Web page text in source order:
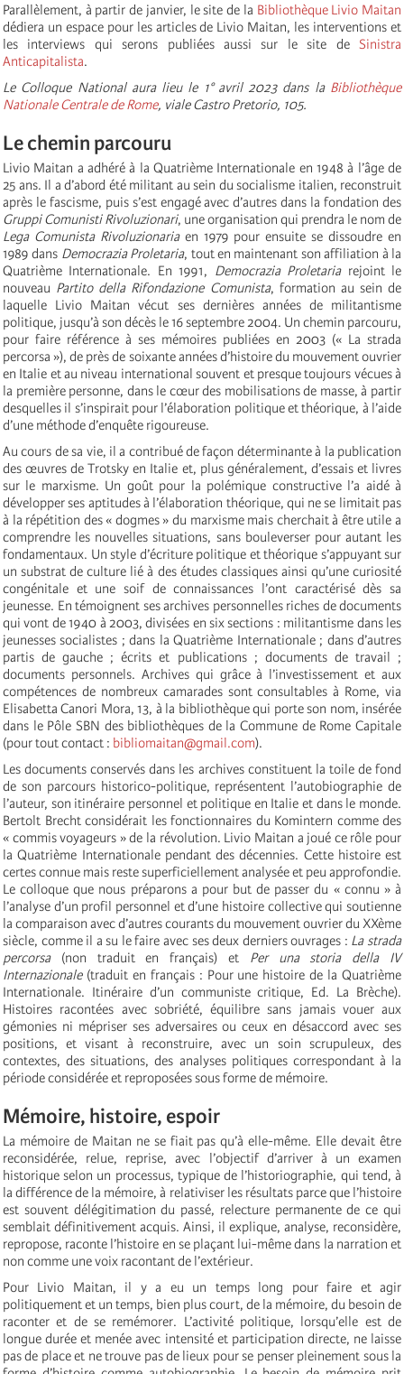
Parallèlement, à partir de janvier, le site de la Bibliothèque Livio Maitan
dédiera un espace pour les articles de Livio Maitan, les interventions et
les interviews qui serons publiées aussi sur le site de Sinistra
Anticapitalista.
Le Colloque National aura lieu le 1° avril 2023 dans la Bibliothèque
Nationale Centrale de Rome, viale Castro Pretorio, 105.
Le chemin parcouru
Livio Maitan a adhéré à la Quatrième Internationale en 1948 à l’âge de
25 ans. Il a d’abord été militant au sein du socialisme italien, reconstruit
après le fascisme, puis s’est engagé avec d’autres dans la fondation des
Gruppi Comunisti Rivoluzionari, une organisation qui prendra le nom de
Lega Comunista Rivoluzionariaen 1979 pour ensuite se dissoudre en
1989 dans Democrazia Proletaria, tout en maintenant son affiliation à la
Quatrième Internationale. En 1991, Democrazia Proletariarejoint le
nouveau Partito della Rifondazione Comunista, formation au sein de
laquelle Livio Maitan vécut ses dernières années de militantisme
politique, jusqu’à son décès le 16 septembre 2004. Un chemin parcouru,
pour faire référence à ses mémoires publiées en 2003 (« La strada
percorsa »), de près de soixante années d’histoire du mouvement ouvrier
en Italie et au niveau international souvent et presque toujours vécues à
la première personne, dans le cœur des mobilisations de masse, à partir
desquelles il s’inspirait pour l’élaboration politique et théorique, à l’aide
d’une méthode d’enquête rigoureuse.
Au cours de sa vie, il a contribué de façon déterminante à la publication
des œuvres de Trotsky en Italie et, plus généralement, d’essais et livres
sur le marxisme. Un goût pour la polémique constructive l’a aidé à
développer ses aptitudes à l’élaboration théorique, qui ne se limitait pas
à la répétition des « dogmes » du marxisme mais cherchait à être utile a
comprendre les nouvelles situations, sans bouleverser pour autant les
fondamentaux. Un style d’écriture politique et théorique s’appuyant sur
un substrat de culture lié à des études classiques ainsi qu’une curiosité
congénitale et une soif de connaissances l’ont caractérisé dès sa
jeunesse. En témoignent ses archives personnelles riches de documents
qui vont de 1940 à 2003, divisées en six sections : militantisme dans les
jeunesses socialistes ; dans la Quatrième Internationale ; dans d’autres
partis de gauche ; écrits et publications ; documents de travail ;
documents personnels. Archives qui grâce à l’investissement et aux
compétences de nombreux camarades sont consultables à Rome, via
Elisabetta Canori Mora, 13, à la bibliothèque qui porte son nom, insérée
dans le Pôle SBN des bibliothèques de la Commune de Rome Capitale
(pour tout contact : bibliomaitan@gmail.com).
Les documents conservés dans les archives constituent la toile de fond
de son parcours historico-politique, représentent l’autobiographie de
l’auteur, son itinéraire personnel et politique en Italie et dans le monde.
Bertolt Brecht considérait les fonctionnaires du Komintern comme des
« commis voyageurs » de la révolution. Livio Maitan a joué ce rôle pour
la Quatrième Internationale pendant des décennies. Cette histoire est
certes connue mais reste superficiellement analysée et peu approfondie.
Le colloque que nous préparons a pour but de passer du « connu » à
l’analyse d’un profil personnel et d’une histoire collective qui soutienne
la comparaison avec d’autres courants du mouvement ouvrier du XXème
siècle, comme il a su le faire avec ses deux derniers ouvrages : La strada
percorsa(non traduit en français) et Per una storia della IV
Internazionale(traduit en français : Pour une histoire de la Quatrième
Internationale. Itinéraire d’un communiste critique, Ed. La Brèche).
Histoires racontées avec sobriété, équilibre sans jamais vouer aux
gémonies ni mépriser ses adversaires ou ceux en désaccord avec ses
positions, et visant à reconstruire, avec un soin scrupuleux, des
contextes, des situations, des analyses politiques correspondant à la
période considérée et reproposées sous forme de mémoire.
Mémoire, histoire, espoir
La mémoire de Maitan ne se fiait pas qu’à elle-même. Elle devait être
reconsidérée, relue, reprise, avec l’objectif d’arriver à un examen
historique selon un processus, typique de l’historiographie, qui tend, à
la différence de la mémoire, à relativiser les résultats parce que l’histoire
est souvent délégitimation du passé, relecture permanente de ce qui
semblait définitivement acquis. Ainsi, il explique, analyse, reconsidère,
repropose, raconte l’histoire en se plaçant lui-même dans la narration et
non comme une voix racontant de l’extérieur.
Pour Livio Maitan, il y a eu un temps long pour faire et agir
politiquement et un temps, bien plus court, de la mémoire, du besoin de
raconter et de se remémorer. L’activité politique, lorsqu’elle est de
longue durée et menée avec intensité et participation directe, ne laisse
pas de place et ne trouve pas de lieux pour se penser pleinement sous la